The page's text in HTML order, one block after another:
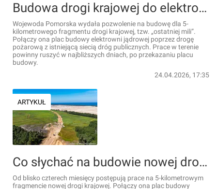
Budowa drogi krajowej do elektrowni jądrowej: Jest pozwolenie na budowę dla 5-kilometrowego fragmentu drogi krajowej, tzw. "ostatniej mili"
Wojewoda Pomorska wydała pozwolenie na budowę dla 5-
kilometrowego fragmentu drogi krajowej, tzw. „ostatniej mili”.
Połączy ona plac budowy elektrowni jądrowej poprzez drogę
pożarową z istniejącą siecią dróg publicznych. Prace w terenie
powinny ruszyć w najbliższych dniach, po przekazaniu placu
budowy.
24.04.2026, 17:35
ARTYKUŁ
Co słychać na budowie nowej drogi krajowej, dojazdu do pierwszej elektrowni jądrowej w Polsce?
Od blisko czterech miesięcy postępują prace na 5-kilometrowym
fragmencie nowej drogi krajowej. Połączy ona plac budowy